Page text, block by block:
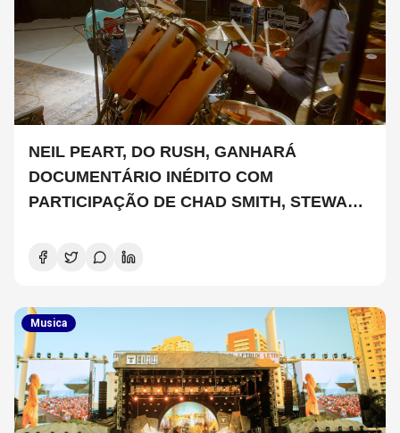
NEIL PEART, DO RUSH, GANHARÁ
DOCUMENTÁRIO INÉDITO COM
PARTICIPAÇÃO DE CHAD SMITH, STEWART
Musica